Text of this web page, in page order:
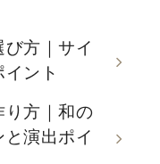
方｜サイ
ント
り方｜和の
演出ポイ